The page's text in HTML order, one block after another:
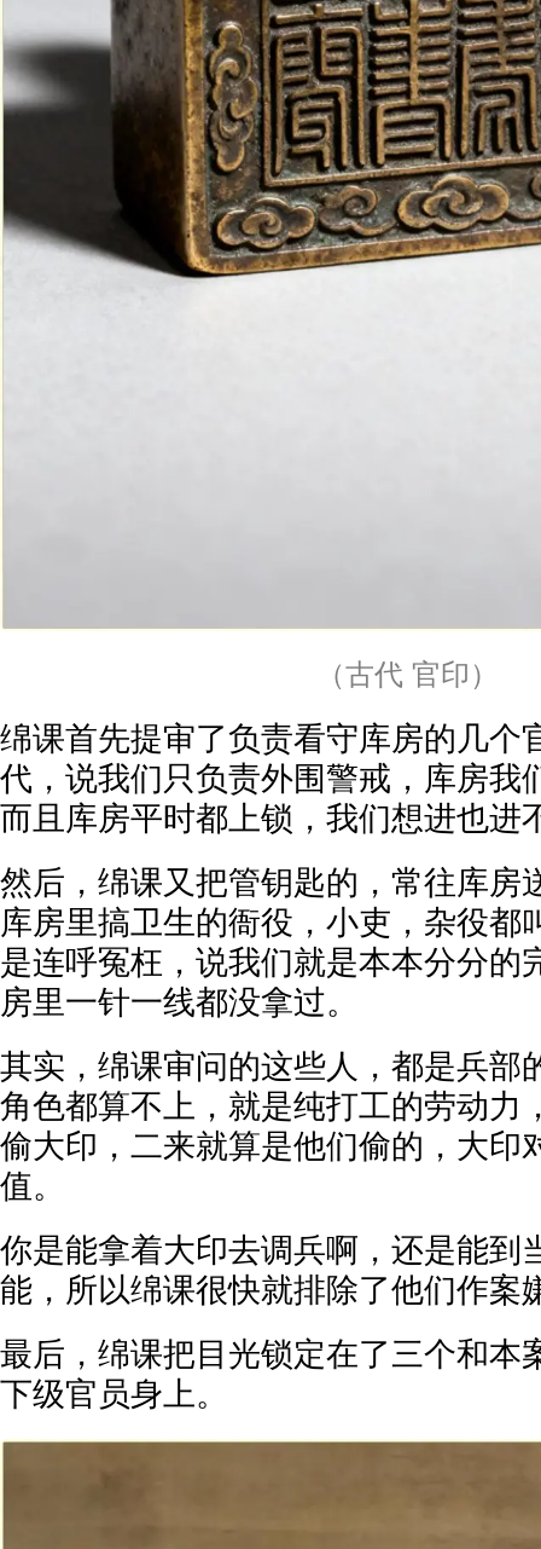
（古代 官印）
绵课首先提审了负责看守库房的几个
代，说我们只负责外围警戒，库房我
而且库房平时都上锁，我们想进也进
然后，绵课又把管钥匙的，常往库房
库房里搞卫生的衙役，小吏，杂役都
是连呼冤枉，说我们就是本本分分的
房里一针一线都没拿过。
其实，绵课审问的这些人，都是兵部
角色都算不上，就是纯打工的劳动力
偷大印，二来就算是他们偷的，大印
值。
你是能拿着大印去调兵啊，还是能到
能，所以绵课很快就排除了他们作案
最后，绵课把目光锁定在了三个和本
下级官员身上。